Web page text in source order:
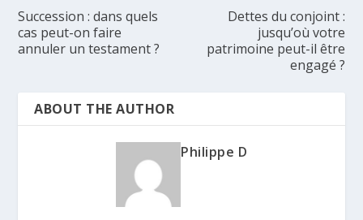
Succession : dans quels
cas peut-on faire
annuler un testament ?
Dettes du conjoint :
jusqu’où votre
patrimoine peut-il être
engagé ?
ABOUT THE AUTHOR
Philippe D